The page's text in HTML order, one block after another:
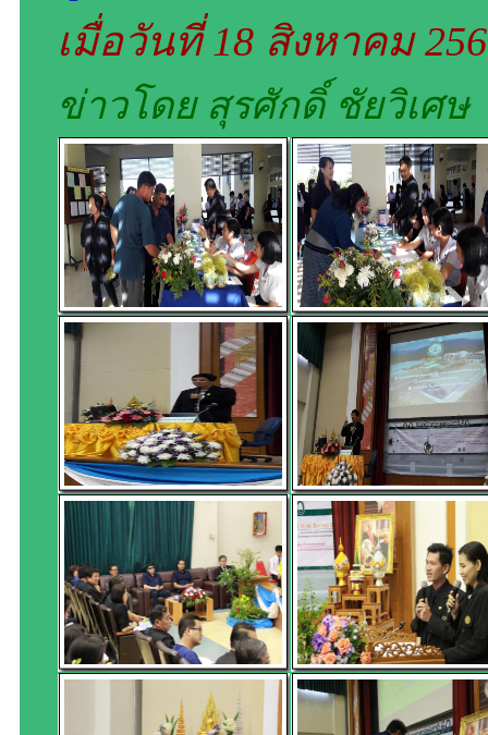
เมื่อวันที่ 18 สิงหาคม
ข่าวโดย สุรศักดิ์ ชัยวิเศษ